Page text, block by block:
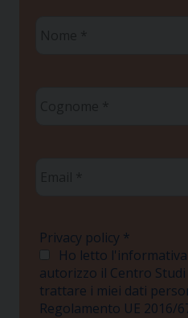
Privacy policy *
Ho letto
autorizzo il Centro Studi
trattare i miei dati
Regolamento UE 2016/